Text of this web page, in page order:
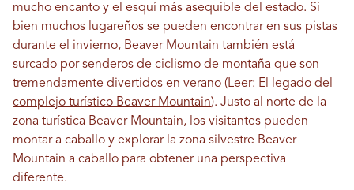
mucho encanto y el esquí más asequible del estado. Si
bien muchos lugareños se pueden encontrar en sus pistas
durante el invierno, Beaver Mountain también está
surcado por senderos de ciclismo de montaña que son
tremendamente divertidos en verano (Leer: El legado del
complejo turístico Beaver Mountain). Justo al norte de la
zona turística Beaver Mountain, los visitantes pueden
montar a caballo y explorar la zona silvestre Beaver
Mountain a caballo para obtener una perspectiva
diferente.